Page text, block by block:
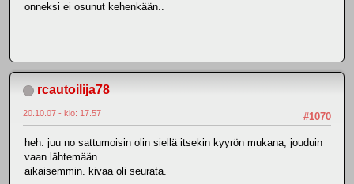
onneksi ei osunut kehenkään..
rcautoilija78
#1070
20.10.07 - klo: 17.57
heh. juu no sattumoisin olin siellä itsekin kyyrön mukana, jouduin
vaan lähtemään
aikaisemmin. kivaa oli seurata.